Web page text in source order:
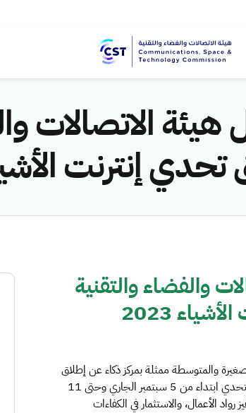
الاتصالات
إنترنت الأشياء
والفضاء والتقنية
2023
والمتوسطة ممثلة بمركز ذكاء عن إطلاق
تحدي إنترنت الأشياء 2023 بجوائز تصل إلى مليون ريال، وسيتاح التسجيل بالتحدي ابتداء من 5 سبتمبر الجاري وحتى 11
الأعمال، والاستثمار في الكفاءات